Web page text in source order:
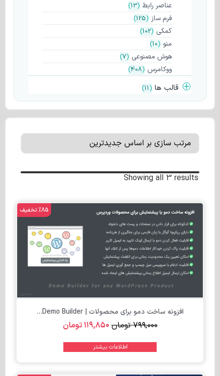
عناصر رابط (
13
)
فرم ساز (
125
)
کمکی (
102
)
منو (
10
)
هوش مصنوعی (
7
)
ووکامرس (
408
)
قالب ها (
11
)
Showing all 3 results
%85 تخفیف
افزونه ساخت دمو برای محصولات | Demo Builder...
۷۹۹,۰۰۰ تومان۱۱۹,۸۵۰تومان
اطلاعات بیشتر